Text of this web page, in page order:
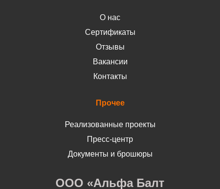
О нас
Сертификаты
Отзывы
Вакансии
Контакты
Прочее
Реализованные проекты
Пресс-центр
Документы и брошюры
ООО «Альфа Балт